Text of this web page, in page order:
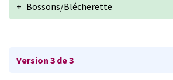
+ Bossons/Blécherette
Version 3 de 3